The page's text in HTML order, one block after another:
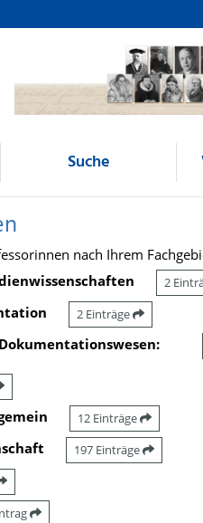
Suche
nach Ihrem
2
2 Einträge
12 Einträge
197 Einträge